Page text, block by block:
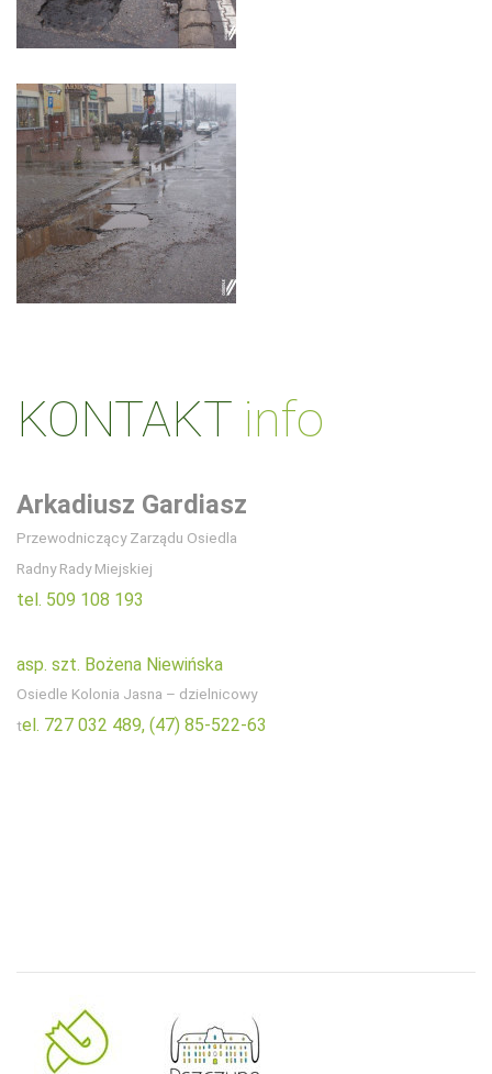
KONTAKT info
Arkadiusz Gardiasz
Przewodniczący Zarządu Osiedla
Radny Rady Miejskiej
tel. 509 108 193
asp. szt. Bożena Niewińska
Osiedle Kolonia Jasna – dzielnicowy
tel. 727 032 489, (47) 85-522-63